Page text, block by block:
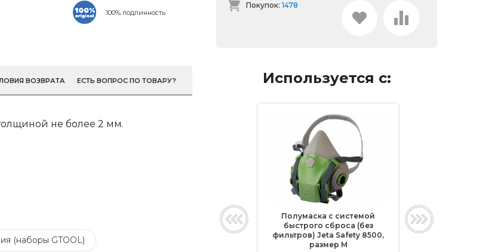
100% подлинность
Покупок: 1478
ВОЗВРАТА ЕСТЬ ВОПРОС ПО ТОВАРУ?
не более 2 мм.
(наборы GTOOL)
Используется с:
Полумаска с системой
быстрого сброса (без
фильтров) Jeta Safety 8500,
размер M
дыхания Jeta